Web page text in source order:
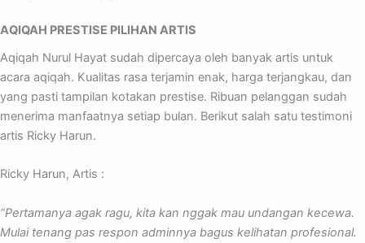
AQIQAH PRESTISE PILIHAN ARTIS
Aqiqah Nurul Hayat sudah dipercaya oleh banyak artis untuk
acara aqiqah. Kualitas rasa terjamin enak, harga terjangkau, dan
yang pasti tampilan kotakan prestise. Ribuan pelanggan sudah
menerima manfaatnya setiap bulan. Berikut salah satu testimoni
artis Ricky Harun.
Ricky Harun, Artis :
“Pertamanya agak ragu, kita kan nggak mau undangan kecewa.
Mulai tenang pas respon adminnya bagus kelihatan profesional.